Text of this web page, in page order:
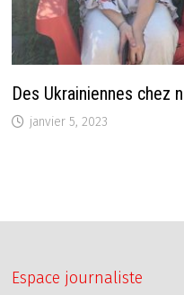
Des Ukrainiennes chez
janvier 5, 2023
Espace journaliste